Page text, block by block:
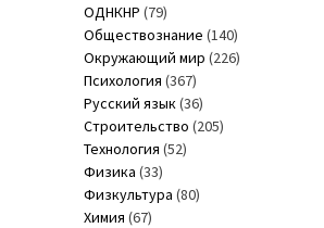
ОДНКНР (79)
Обществознание (140)
Окружающий мир (226)
Психология (367)
Русский язык(36)
Строительство (205)
Технология (52)
Физика (33)
Физкультура (80)
Химия (67)